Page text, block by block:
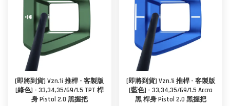
[即將到貨] Vzn.1i 推桿 - 客製版
[綠色] - 33,34,35/69/1.5 TPT 桿
身 Pistol 2.0 黑握把
[即將到貨] Vzn.1i 推桿 - 客製版
[藍色] - 33,34,35/69/1.5 Accra
黑 桿身 Pistol 2.0 黑握把